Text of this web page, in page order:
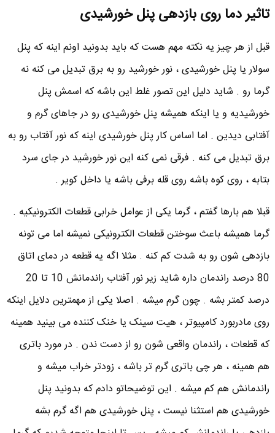
تاثیر دما روی بازدهی پنل خورشیدی
قبل از هر چیز یه نکته مهم هست که باید بدونید اونم اینه که پنل
سولار یا پنل خورشیدی ، نور خورشید رو به برق تبدیل می کنه نه
گرما رو . شاید دلیل این تصور غلط این باشه که اسمش پنل
خورشیدیه و یا اینکه همیشه پنل خورشیدی رو در جاهای گرم و
آفتابی دیدین . اما اساس کار پنل خورشیدی اینه که نور آفتاب رو به
برق تبدیل می کنه . فرقی نمی کنه این نور خورشید در جای سرد
بتابه ، روی کوه باشه روی قله برفی باشه یا داخل کویر .
قبلا هم بارها گفتم ، گرما یکی از عوامل خرابی قطعات الکترونیکیه .
گرما همیشه باعث سوختن قطعات الکترونیکی نمیشه اما می تونه
بازدهی شون رو به شدت کم کنه . مثلا اگه یه قطعه در دمای اتاق
80 درصد راندمان داره شاید زیر نور آفتاب راندمانش 10 تا 20
درصد کمتر بشه . چون گرم میشه . اصلا یکی از مهمترین دلایل اینکه
روی مادربورد کامپیوتر ، هیت سینک یا خنک کننده می بینید همینه
که قطعات ، راندمان واقعی شون رو از دست ندن . در مورد باتری
هم همینه ، هر چی باتری گرم تر باشه ، زودتر خراب میشه و
راندمانش هم کم میشه . این توضیحاتو دادم که بدونید پنل
خورشیدی هم استثنا نیست ، پنل خورشیدی هم اگه گرم بشه